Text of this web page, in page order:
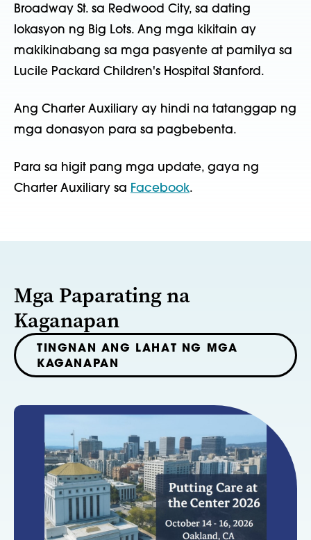
Broadway St. sa Redwood City, sa dating
lokasyon ng Big Lots. Ang mga kikitain ay
makikinabang sa mga pasyente at pamilya sa
Lucile Packard Children's Hospital Stanford.
Ang Charter Auxiliary ay hindi na tatanggap ng
mga donasyon para sa pagbebenta.
Para sa higit pang mga update, gaya ng
Charter Auxiliary sa Facebook.
Mga Paparating na
Kaganapan
TINGNAN ANG LAHAT NG MGA
KAGANAPAN